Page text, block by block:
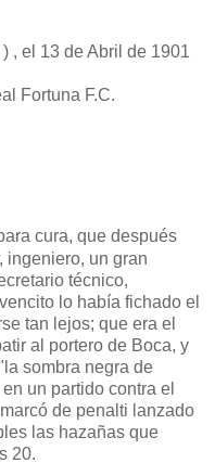
, el 13 de Abril de 1901
Fortuna F.C.
cura, que después
ingeniero, un gran
técnico,
lo había fichado el
tan lejos; que era el
al portero de Boca, y
sombra negra de
un partido contra el
de penalti lanzado
las hazañas que
20.